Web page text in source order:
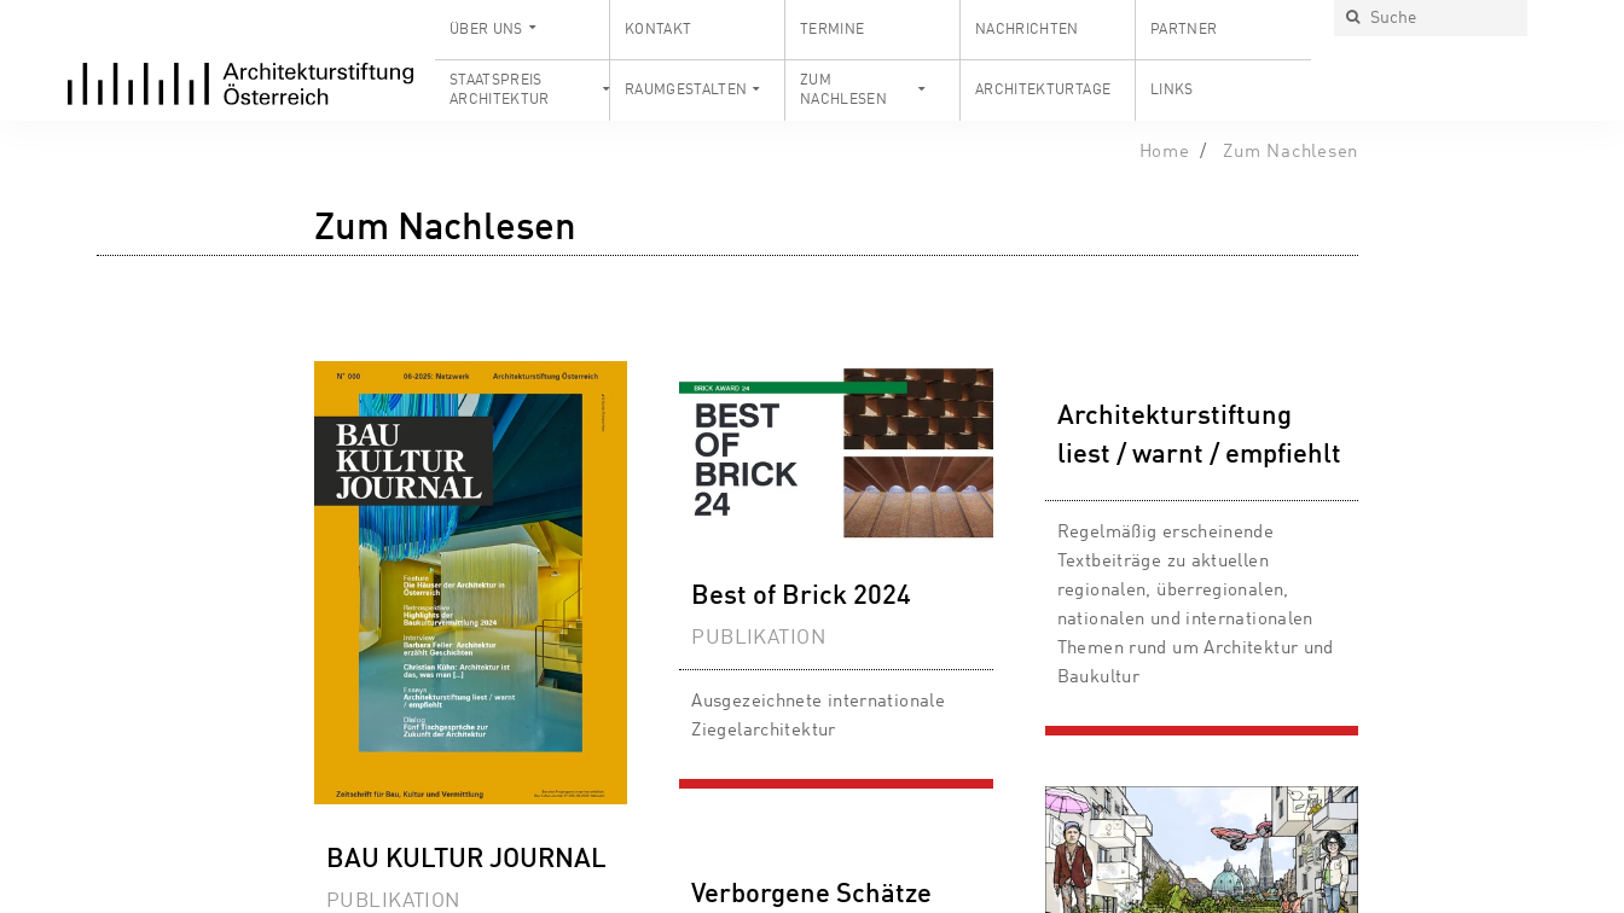
ÜBER UNS KONTAKT TERMINE NACHRICHTEN PARTNER
STAATSPREIS
ARCHITEKTUR
RAUMGESTALTEN
ZUM
NACHLESEN
ARCHITEKTURTAGE LINKS
Home Zum Nachlesen
Zum Nachlesen
BAU KULTUR JOURNAL
PUBLIKATION
Best of Brick 2024
PUBLIKATION
Ausgezeichnete internationale
Ziegelarchitektur
Architekturstiftung
liest / warnt / empfiehlt
Regelmäßig erscheinende
Textbeiträge zu aktuellen
regionalen, überregionalen,
nationalen und internationalen
Themen rund um Architektur und
Baukultur
Verborgene Schätze